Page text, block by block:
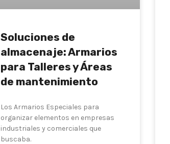
Soluciones de
almacenaje: Armarios
para Talleres y Áreas
de mantenimiento
Los Armarios Especiales para
organizar elementos en empresas
industriales y comerciales que
buscaba.